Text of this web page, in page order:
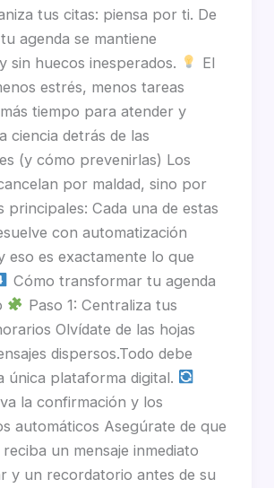
tus citas: piensa por ti. De
agenda se mantiene
sin huecos inesperados.
El
estrés, menos tareas
tiempo para atender y
ciencia detrás de las
(y cómo prevenirlas) Los
por maldad, sino por
principales: Cada una de estas
con automatización
eso es exactamente lo que
Cómo transformar tu agenda
Paso 1: Centraliza tus
Olvídate de las hojas
dispersos.Todo debe
única plataforma digital.
la confirmación y los
automáticos Asegúrate de que
un mensaje inmediato
y un recordatorio antes de su